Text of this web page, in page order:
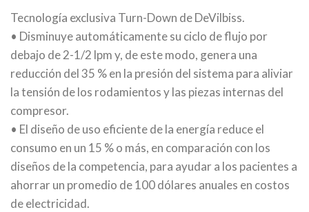
Tecnología exclusiva Turn-Down de DeVilbiss.
• Disminuye automáticamente su ciclo de flujo por
debajo de 2-1/2 lpm y, de este modo, genera una
reducción del 35 % en la presión del sistema para aliviar
la tensión de los rodamientos y las piezas internas del
compresor.
• El diseño de uso eficiente de la energía reduce el
consumo en un 15 % o más, en comparación con los
diseños de la competencia, para ayudar a los pacientes a
ahorrar un promedio de 100 dólares anuales en costos
de electricidad.